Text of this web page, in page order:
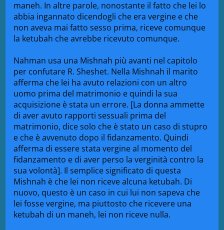
maneh. In altre parole, nonostante il fatto che lei lo
abbia ingannato dicendogli che era vergine e che
non aveva mai fatto sesso prima, riceve comunque
la ketubah che avrebbe ricevuto comunque.
Nahman usa una Mishnah più avanti nel capitolo
per confutare R. Sheshet. Nella Mishnah il marito
afferma che lei ha avuto relazioni con un altro
uomo prima del matrimonio e quindi la sua
acquisizione è stata un errore. [La donna ammette
di aver avuto rapporti sessuali prima del
matrimonio, dice solo che è stato un caso di stupro
e che è avvenuto dopo il fidanzamento. Quindi
afferma di essere stata vergine al momento del
fidanzamento e di aver perso la verginità contro la
sua volontà]. Il semplice significato di questa
Mishnah è che lei non riceve alcuna ketubah. Di
nuovo, questo è un caso in cui lui non sapeva che
lei fosse vergine, ma piuttosto che ricevere una
ketubah di un maneh, lei non riceve nulla.